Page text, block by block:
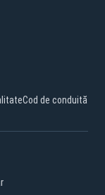
Cod de conduită